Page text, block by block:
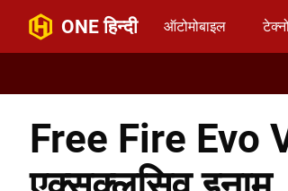
ONE हिन्दी ऑटोमोबाइल
Free Fire Evo